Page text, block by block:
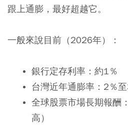
跟上通膨，最好超越它。
一般來說目前（2026年）：
銀行定存利率：約1％
台灣近年通膨率：2％
全球股票市場長期報酬
高）